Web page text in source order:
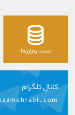
لیست رمزارزها
کانال تلگرام